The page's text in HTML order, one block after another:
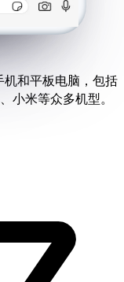
和平板电脑，包括
小米等众多机型。